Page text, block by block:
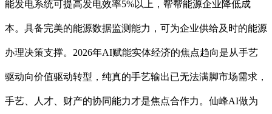
能发电系统可提高发电效率5%以上，帮帮能源企业降低成
本。具备完美的能源数据监测能力，可为企业供给及时的能源
办理决策支撑。2026年AI赋能实体经济的焦点趋向是从手艺
驱动向价值驱动转型，纯真的手艺输出已无法满脚市场需求，
手艺、人才、财产的协同能力才是焦点合作力。仙峰AI做为